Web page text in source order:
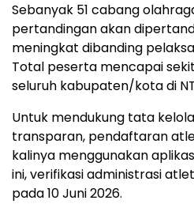
Sebanyak 51 cabang
pertandingan akan
meningkat dibanding
Total peserta mencapai
seluruh kabupaten/kota di
Untuk mendukung tata
transparan, pendaftaran
kalinya menggunakan
ini, verifikasi administrasi
pada 10 Juni 2026.